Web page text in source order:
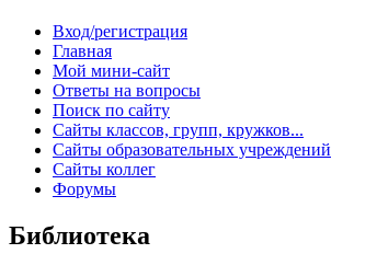
Вход/регистрация
Главная
Мой мини-сайт
Ответы на вопросы
Поиск по сайту
Сайты классов, групп, кружков...
Сайты образовательных учреждений
Сайты коллег
Форумы
Библиотека